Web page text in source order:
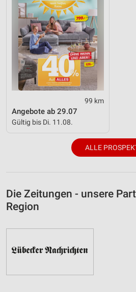
99 km
Angebote ab 29.07
Gültig bis Di. 11.08.
ALLE
Die Zeitungen - unsere
Region